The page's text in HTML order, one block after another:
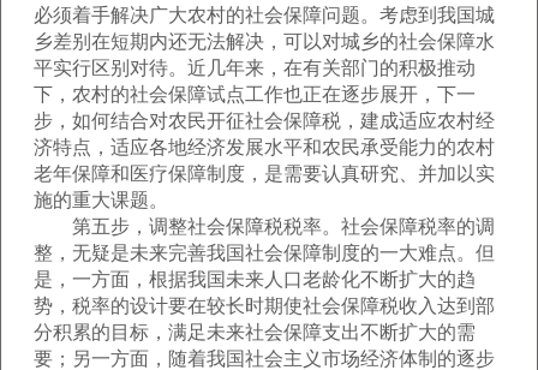
必须着手解决广大农村的社会保障问题。考虑到我国城
乡差别在短期内还无法解决，可以对城乡的社会保障水
平实行区别对待。近几年来，在有关部门的积极推动
下，农村的社会保障试点工作也正在逐步展开，下一
步，如何结合对农民开征社会保障税，建成适应农村经
济特点，适应各地经济发展水平和农民承受能力的农村
老年保障和医疗保障制度，是需要认真研究、并加以实
施的重大课题。
第五步，调整社会保障税税率。社会保障税率的调
整，无疑是未来完善我国社会保障制度的一大难点。但
是，一方面，根据我国未来人口老龄化不断扩大的趋
势，税率的设计要在较长时期使社会保障税收入达到部
分积累的目标，满足未来社会保障支出不断扩大的需
要；另一方面，随着我国社会主义市场经济体制的逐步